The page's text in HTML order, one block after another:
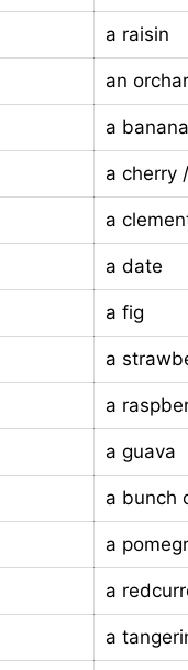
a raisin
an
a
a cherry
a
a date
a fig
a
a
a guava
a bunch
a
a
a